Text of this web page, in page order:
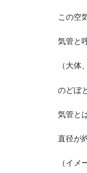
この空
気管と
（大体
のどぼ
気管と
直径が
（イ